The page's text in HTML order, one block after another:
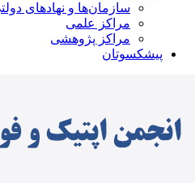
سازمان‌ها و نهادهای دولتی
مراکز علمی
مراکز پژوهشی
پیشکسوتان